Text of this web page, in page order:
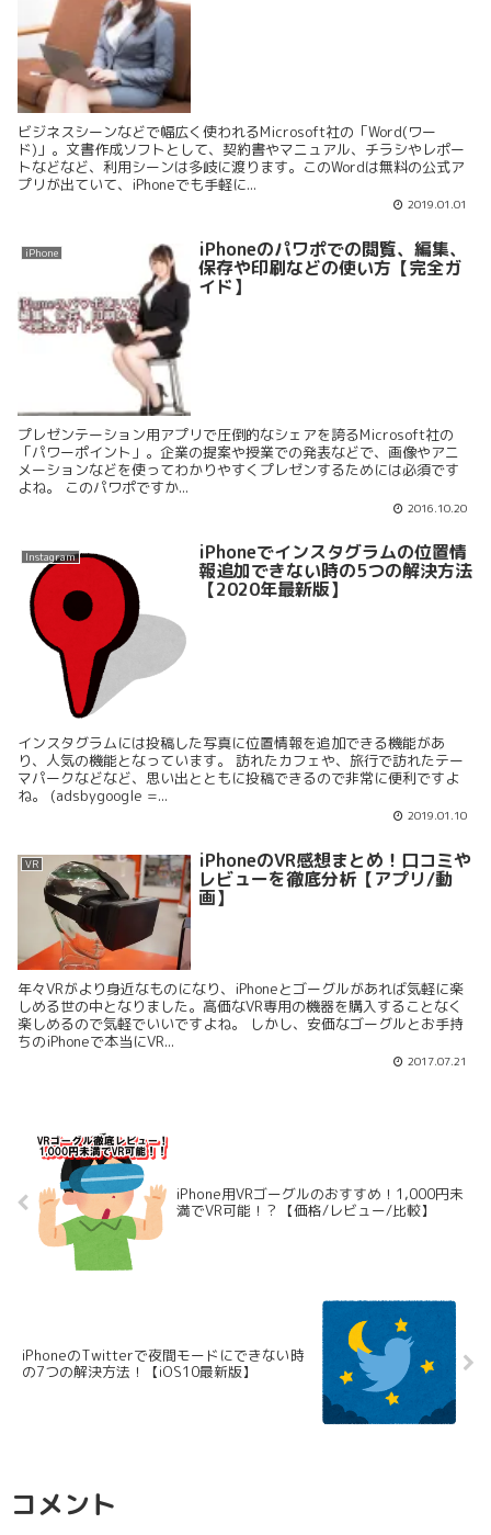
ビジネスシーンなどで幅広く使われるMicrosoft社の「Word(ワー
ド)」。文書作成ソフトとして、契約書やマニュアル、チラシやレポー
トなどなど、利用シーンは多岐に渡ります。このWordは無料の公式ア
プリが出ていて、iPhoneでも手軽に...
2019.01.01
iPhone iPhoneのパワポでの閲覧、編集、
保存や印刷などの使い方【完全ガ
イド】
プレゼンテーション用アプリで圧倒的なシェアを誇るMicrosoft社の
「パワーポイント」。企業の提案や授業での発表などで、画像やアニ
メーションなどを使ってわかりやすくプレゼンするためには必須です
よね。 このパワポですか...
2016.10.20
Instagram iPhoneでインスタグラムの位置情
報追加できない時の5つの解決方法
【2020年最新版】
インスタグラムには投稿した写真に位置情報を追加できる機能があ
り、人気の機能となっています。 訪れたカフェや、旅行で訪れたテー
マパークなどなど、思い出とともに投稿できるので非常に便利ですよ
ね。 (adsbygoogle =...
2019.01.10
VR iPhoneのVR感想まとめ！口コミや
レビューを徹底分析【アプリ/動
画】
年々VRがより身近なものになり、iPhoneとゴーグルがあれば気軽に楽
しめる世の中となりました。高価なVR専用の機器を購入することなく
楽しめるので気軽でいいですよね。 しかし、安価なゴーグルとお手持
ちのiPhoneで本当にVR...
2017.07.21
iPhone用VRゴーグルのおすすめ！1,000円未
満でVR可能！？【価格/レビュー/比較】
iPhoneのTwitterで夜間モードにできない時
の7つの解決方法！【iOS10最新版】
コメント